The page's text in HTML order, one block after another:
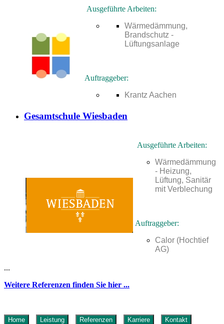
Ausgeführte Arbeiten:
Wärmedämmung,
Brandschutz -
Lüftungsanlage
Auftraggeber:
Krantz Aachen
Gesamtschule Wiesbaden
Ausgeführte Arbeiten:
Wärmedämmung
- Heizung,
Lüftung, Sanitär
mit Verblechung
Auftraggeber:
Calor (Hochtief
AG)
...
Weitere Referenzen finden Sie hier ...
Home Leistung Referenzen Karriere Kontakt